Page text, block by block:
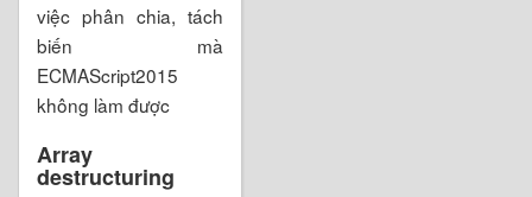
việc phân chia, tách
biến mà
ECMAScript2015
không làm được
Array
destructuring